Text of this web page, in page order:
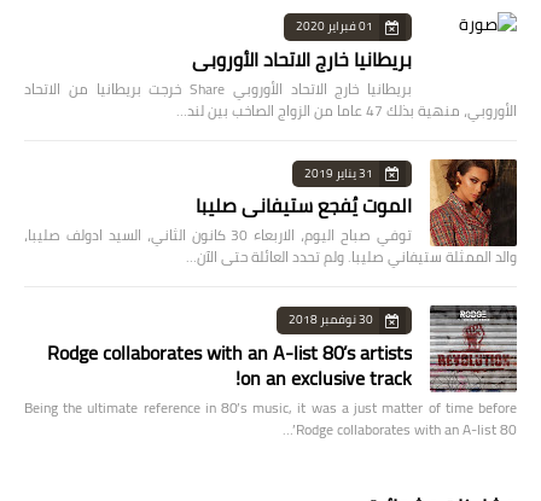
01 فبراير 2020
بريطانيا خارج الاتحاد الأوروبي
بريطانيا خارج الاتحاد الأوروبي Share خرجت بريطانيا من الاتحاد
الأوروبي، منهية بذلك 47 عاما من الزواج الصاخب بين لند…
31 يناير 2019
الموت يُفجع ستيفاني صليبا
توفي صباح اليوم، الاربعاء 30 كانون الثاني، السيد ادولف صليبا،
والد الممثلة ستيفاني صليبا. ولم تحدد العائلة حتى الآن…
30 نوفمبر 2018
Rodge collaborates with an A-list 80’s artists
on an exclusive track!
Being the ultimate reference in 80’s music, it was a just matter of time before
Rodge collaborates with an A-list 80’…